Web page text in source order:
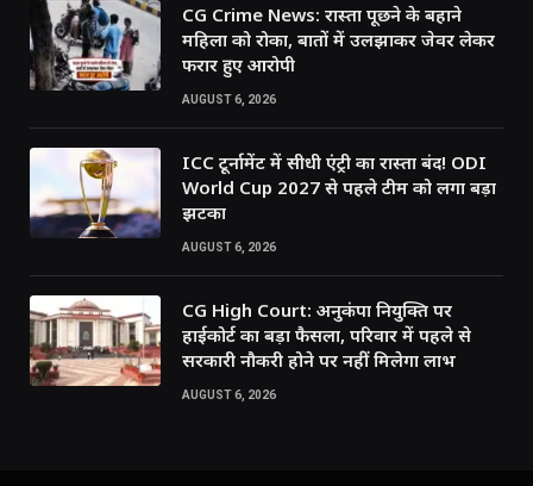
CG Crime News: रास्ता पूछने के बहाने
महिला को रोका, बातों में उलझाकर जेवर लेकर
फरार हुए आरोपी
AUGUST 6, 2026
ICC टूर्नामेंट में सीधी एंट्री का रास्ता बंद! ODI
World Cup 2027 से पहले टीम को लगा बड़ा
झटका
AUGUST 6, 2026
CG High Court: अनुकंपा नियुक्ति पर
हाईकोर्ट का बड़ा फैसला, परिवार में पहले से
सरकारी नौकरी होने पर नहीं मिलेगा लाभ
AUGUST 6, 2026